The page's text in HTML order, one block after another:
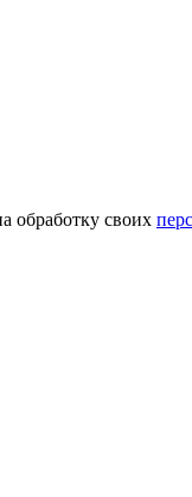
обработку своих